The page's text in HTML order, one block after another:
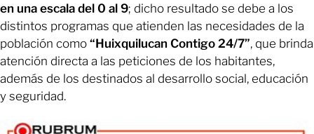
en una escala del 0 al 9; dicho resultado se debe a los
distintos programas que atienden las necesidades de la
población como “Huixquilucan Contigo 24/7”, que brinda
atención directa a las peticiones de los habitantes,
además de los destinados al desarrollo social, educación
y seguridad.